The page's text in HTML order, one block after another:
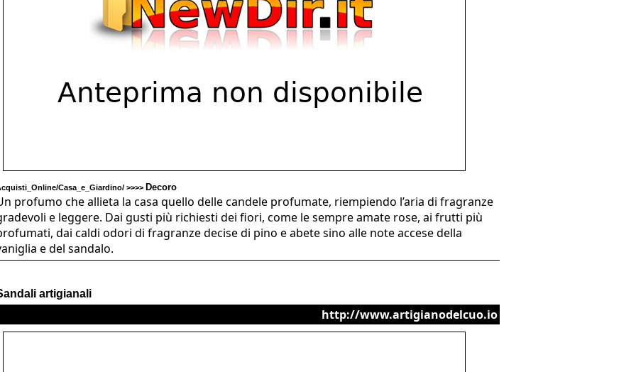
Casa_e_Giardino/ >>>> Decoro
profumo che allieta la casa quello delle candele profumate, riempiendo l’aria di fragranze
e leggere. Dai gusti più richiesti dei fiori, come le sempre amate rose, ai frutti più
dai caldi odori di fragranze decise di pino e abete sino alle note accese della
e del sandalo.
artigianali
http://www.artigianodelcuo.io